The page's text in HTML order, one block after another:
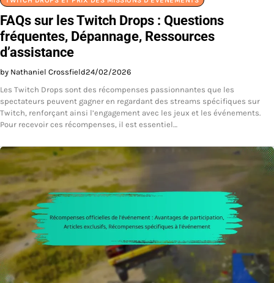
FAQs sur les Twitch Drops : Questions
fréquentes, Dépannage, Ressources
d’assistance
by Nathaniel Crossfield24/02/2026
Les Twitch Drops sont des récompenses passionnantes que les
spectateurs peuvent gagner en regardant des streams spécifiques sur
Twitch, renforçant ainsi l’engagement avec les jeux et les événements.
Pour recevoir ces récompenses, il est essentiel…